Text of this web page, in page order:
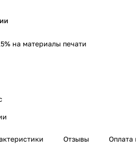
на материалы печати
Отзывы Оплата